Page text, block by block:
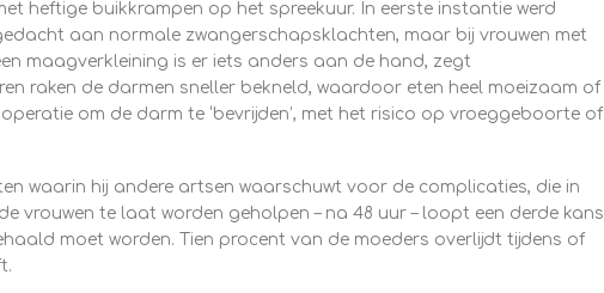
heftige buikkrampen op het spreekuur. In eerste instantie werd
aan normale zwangerschapsklachten, maar bij vrouwen met
maagverkleining is er iets anders aan de hand, zegt
raken de darmen sneller bekneld, waardoor eten heel moeizaam of
om de darm te ‘bevrijden’, met het risico op vroeggeboorte of
waarin hij andere artsen waarschuwt voor de complicaties, die in
vrouwen te laat worden geholpen – na 48 uur – loopt een derde kans
moet worden. Tien procent van de moeders overlijdt tijdens of